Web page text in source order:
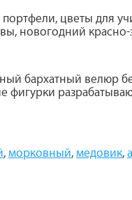
цветы для
новогодний
бархатный велюр
, морковный, медовик,